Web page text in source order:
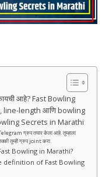
आहे? Fast Bowling
line-length आणि bowling
Secrets in Marathi
ग्रुप तयार केला आहे. तुम्हाला
नक्की तुम्ही ग्रुप joint करा.
Bowling in Marathi?
definition of Fast Bowling